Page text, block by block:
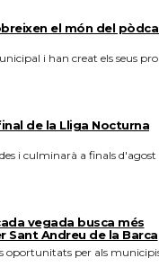
el món del
i han creat els seus
de la Lliga Nocturna
i culminarà a finals d'agost
vegada busca més
Sant Andreu de la Barca
oportunitats per als